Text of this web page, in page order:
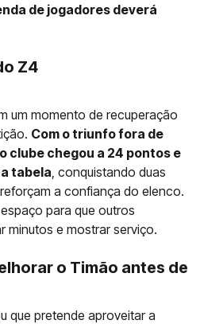
de jogadores deverá
Z4
um momento de recuperação
Com o triunfo fora de
clube chegou a 24 pontos e
tabela , conquistando duas
a confiança do elenco.
para que outros
minutos e mostrar serviço.
o Timão antes de
que pretende aproveitar a